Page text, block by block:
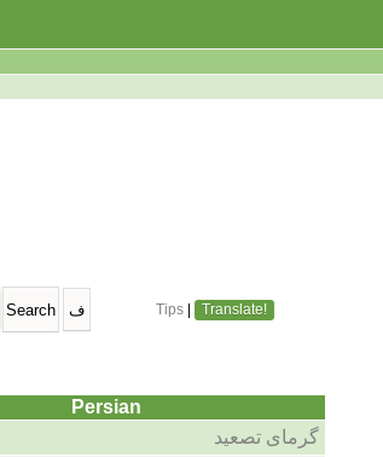
Tips Translate!
Persian
گرمای تصعید